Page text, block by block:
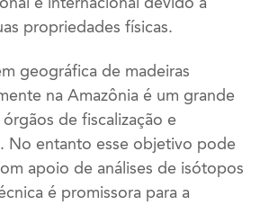
propriedades físicas.
geográfica de madeiras
na Amazônia é um grande
de fiscalização e
No entanto esse objetivo pode
apoio de análises de isótopos
é promissora para a